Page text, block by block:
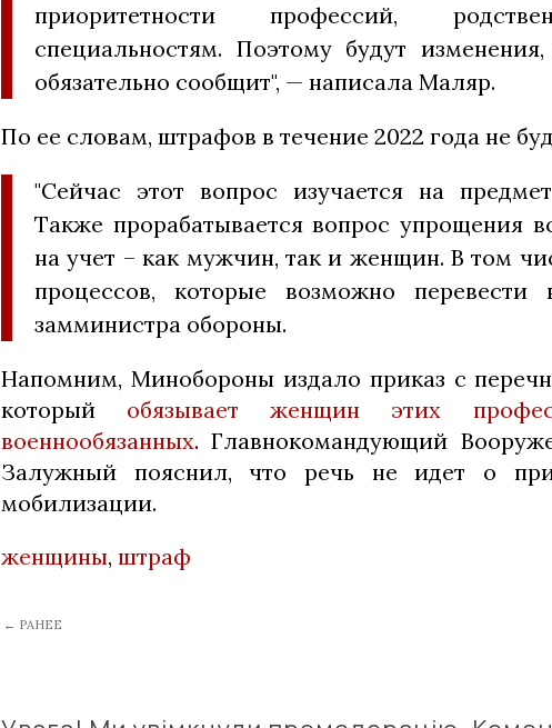
приоритетности профессий,
специальностям. Поэтому будут
обязательно сообщит", — написала Маляр.
По ее словам, штрафов в течение 2022 года не
"Сейчас этот вопрос изучается на
Также прорабатывается вопрос упрощения
на учет – как мужчин, так и женщин. В том
процессов, которые возможно
замминистра обороны.
Напомним, Минобороны издало приказ с
который обязывает женщин этих
военнообязанных. Главнокомандующий
Залужный пояснил, что речь не идет о
мобилизации.
женщины, штраф
← РАНЕЕ